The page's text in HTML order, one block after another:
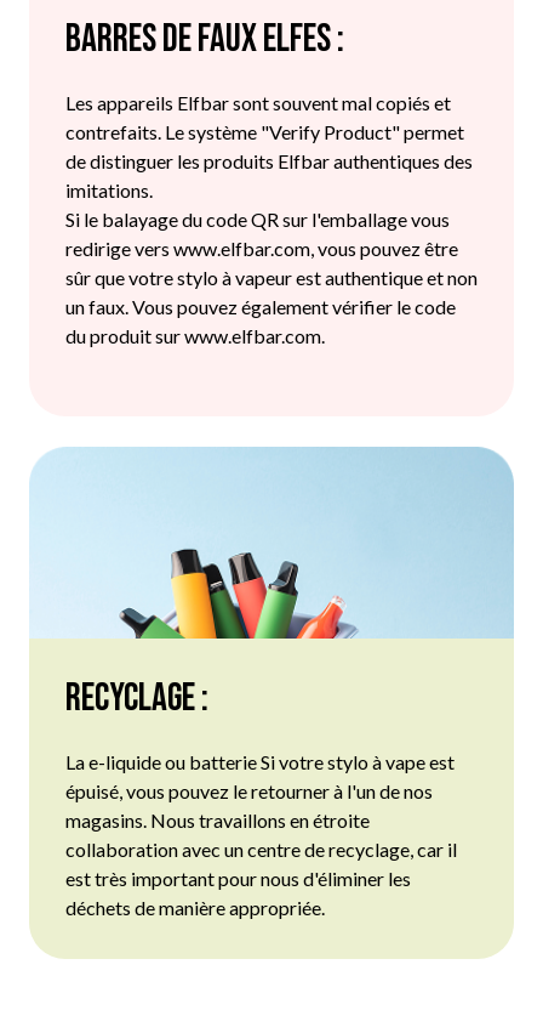
Barres de faux elfes :
Les appareils Elfbar sont souvent mal copiés et
contrefaits. Le système "Verify Product" permet
de distinguer les produits Elfbar authentiques des
imitations.
Si le balayage du code QR sur l'emballage vous
redirige vers www.elfbar.com, vous pouvez être
sûr que votre stylo à vapeur est authentique et non
un faux. Vous pouvez également vérifier le code
du produit sur www.elfbar.com.
Recyclage :
Lae-liquideou batterieSi votre stylo à vape est
épuisé, vous pouvez le retourner à l'un de nos
magasins. Nous travaillons en étroite
collaboration avec un centre de recyclage, car il
est très important pour nous d'éliminer les
déchets de manière appropriée.